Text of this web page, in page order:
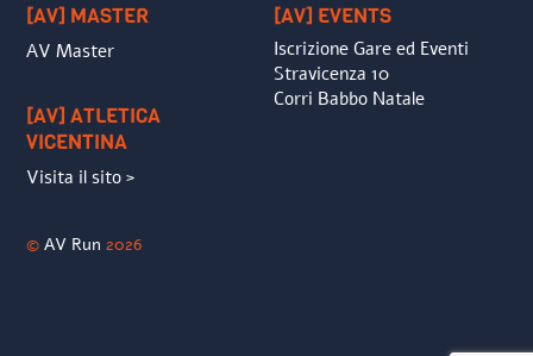
[AV] MASTER
AV Master
[AV] ATLETICA
VICENTINA
Visita il sito >
[AV] EVENTS
Iscrizione Gare ed Eventi
Stravicenza 10
Corri Babbo Natale
©AV Run 2026